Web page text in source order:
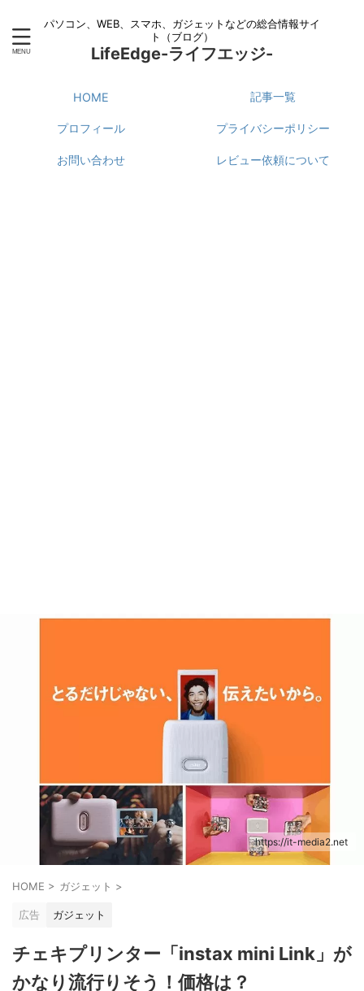
パソコン、WEB、スマホ、ガジェットなどの総合情報サイ
ト（ブログ）
LifeEdge-ライフエッジ-
HOME 記事一覧
プロフィール プライバシーポリシー
お問い合わせ レビュー依頼について
https://it-media2.net
HOME > ガジェット >
広告 ガジェット
チェキプリンター「instax mini Link」が
かなり流行りそう！価格は？